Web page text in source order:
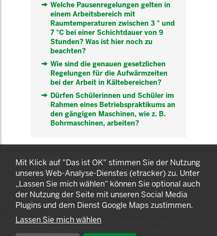
Welche Pausenregelungen gelten in
einem Arbeitsbereich mit
Raumtemperaturen zwischen 3 ° und
7 °C bei einer Schichtdauer von 9
Stunden? Was ist hier noch zu
beachten?
Wie sind die genauen gesetzlichen
Regelungen für die Aufwärmzeiten
bei der Arbeit in Kältebereichen?
Dürfen Schülerinnen und Schüler im
Rahmen eines Betriebspraktikums an
den gängigen Maschinen, wie z. B.
Bohrmaschinen, arbeiten?
KOMNET
GUT BERATEN. GESUND
ARBEITEN.
© 2025 LANDESAMT FÜR GESUNDHEIT UND
Mit Klick auf "Das ist OK" stimmen Sie der Nutzung
unseres Web-Analyse-Dienstes (etracker) zu. Unter
„Lassen Sie mich wählen“ können Sie optional auch
der Nutzung der Seite mit unseren Social Media
Plugins und dem Dienst Google Maps zustimmen.
Lassen Sie mich wählen